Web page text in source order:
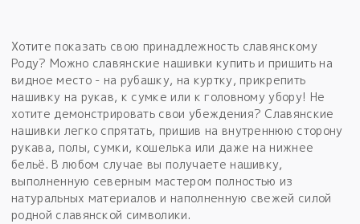
Хотите показать свою принадлежность славянскому
Роду? Можно славянские нашивки купить и пришить на
видное место - на рубашку, на куртку, прикрепить
нашивку на рукав, к сумке или к головному убору! Не
хотите демонстрировать свои убеждения? Славянские
нашивки легко спрятать, пришив на внутреннюю сторону
рукава, полы, сумки, кошелька или даже на нижнее
бельё. В любом случае вы получаете нашивку,
выполненную северным мастером полностью из
натуральных материалов и наполненную свежей силой
родной славянской символики.